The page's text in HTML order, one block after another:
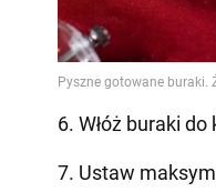
6. Włóż buraki
7. Ustaw